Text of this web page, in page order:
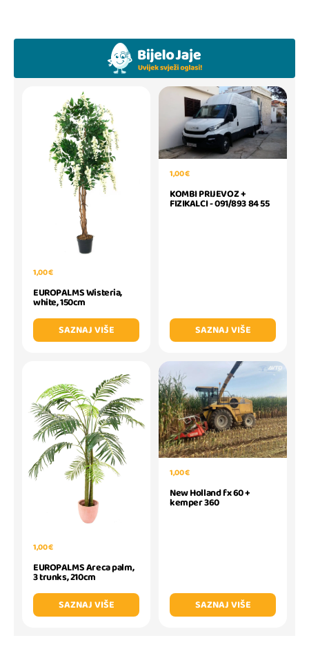
1,00 €
EUROPALMS Wisteria,
white, 150cm
SAZNAJ VIŠE
1,00 €
KOMBI PRIJEVOZ +
FIZIKALCI - 091/893 84 55
SAZNAJ VIŠE
1,00 €
EUROPALMS Areca palm,
3 trunks, 210cm
SAZNAJ VIŠE
1,00 €
New Holland fx 60 +
kemper 360
SAZNAJ VIŠE